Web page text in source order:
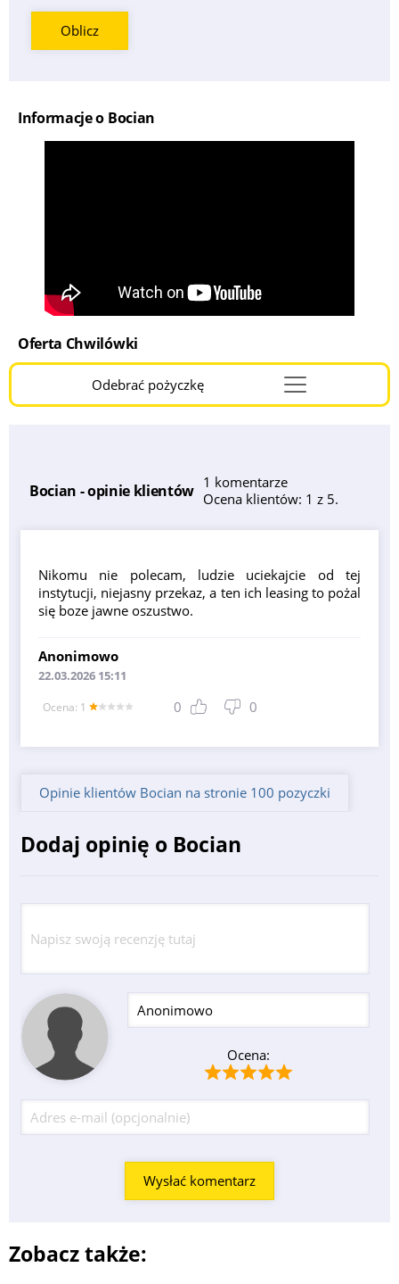
Oblicz
Informacje o Bocian
Oferta Chwilówki
Odebrać pożyczkęMenu
Burger
Bocian - opinie klientów 1 komentarze
Ocena klientów: 1 z 5.
Nikomu nie polecam, ludzie uciekajcie od tej
instytucji, niejasny przekaz, a ten ich leasing to pożal
się boze jawne oszustwo.
Anonimowo
22.03.2026 15:11
Оcena: 1 0 0
Opinie klientów Bocian na stronie 100 pozyczki
Dodaj opinię o Bocian
Ocena:
Zobacz także: